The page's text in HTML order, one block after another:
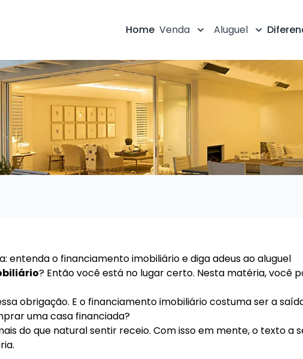
Home Venda Aluguel
entenda o financiamento imobiliário e diga adeus ao aluguel
? Então você está no lugar certo. Nesta matéria, você
obrigação. E o financiamento imobiliário costuma ser a
uma casa financiada?
do que natural sentir receio. Com isso em mente, o texto a